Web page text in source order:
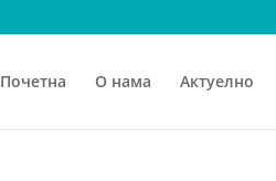
Почетна О нама Актуелно